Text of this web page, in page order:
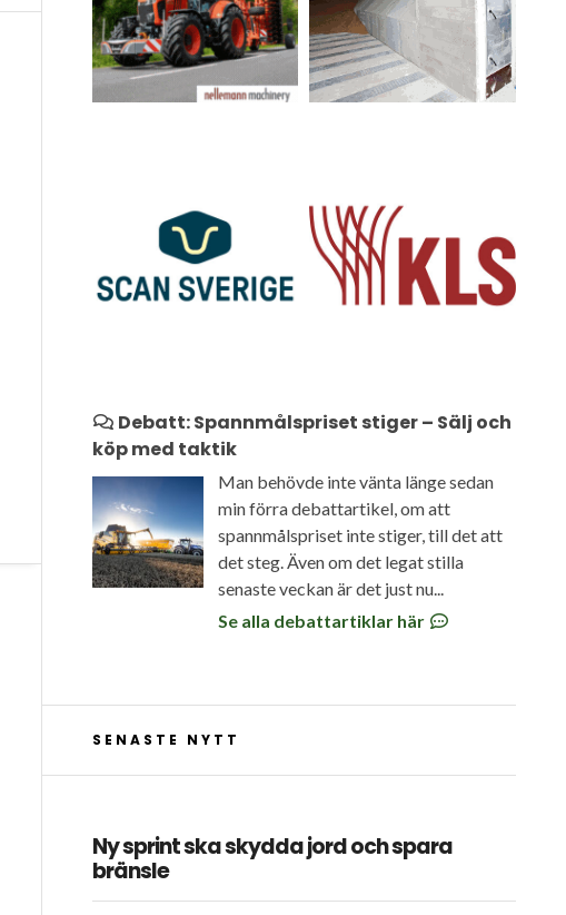
Debatt: Spannmålspriset stiger – Sälj och
köp med taktik
Man behövde inte vänta länge sedan
min förra debattartikel, om att
spannmålspriset inte stiger, till det att
det steg. Även om det legat stilla
senaste veckan är det just nu...
Se alla debattartiklar här
SENASTE NYTT
Ny sprint ska skydda jord och spara
bränsle